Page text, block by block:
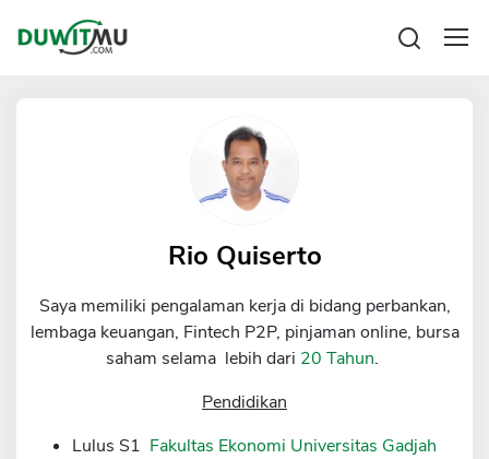
Mengelola keuangan
Pinjaman Online
Hutang
KTA
Rio Quiserto
Saya memiliki pengalaman kerja di bidang perbankan,
lembaga keuangan, Fintech P2P, pinjaman online, bursa
saham selama lebih dari 20 Tahun.
Pendidikan
Lulus S1 Fakultas Ekonomi Universitas Gadjah